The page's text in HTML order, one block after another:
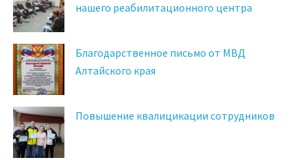
нашего реабилитационного центра
Благодарственное письмо от МВД
Алтайского края
Повышение квалицикации сотрудников